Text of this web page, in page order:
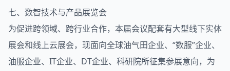
七、数智技术与产品展览会
为促进跨领域、跨行业合作，本届会议配套有大型线下实体
展会和线上云展会，现面向全球油气田企业、“数服”企业、
油服企业、IT企业、DT企业、科研院所征集参展意向，为